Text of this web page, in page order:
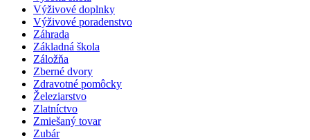
Výživové doplnky
Výživové poradenstvo
Záhrada
Základná škola
Záložňa
Zberné dvory
Zdravotné pomôcky
Železiarstvo
Zlatníctvo
Zmiešaný tovar
Zubár